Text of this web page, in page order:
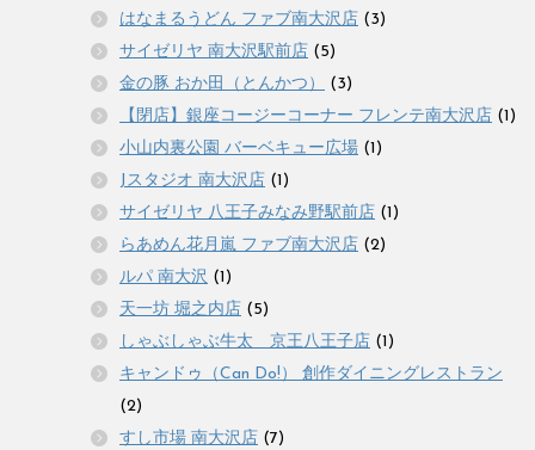
はなまるうどん ファブ南大沢店 (3)
サイゼリヤ 南大沢駅前店 (5)
金の豚 おか田（とんかつ）
(3)
【閉店】銀座コージーコーナー フレンテ南大沢店 (1)
小山内裏公園 バーベキュー広場 (1)
Jスタジオ 南大沢店 (1)
サイゼリヤ 八王子みなみ野駅前店 (1)
らあめん花月嵐 ファブ南大沢店 (2)
ルパ 南大沢 (1)
天一坊 堀之内店 (5)
しゃぶしゃぶ牛太 京王八王子店 (1)
キャンドゥ（Can Do!） 創作ダイニングレストラン
(2)
すし市場 南大沢店 (7)